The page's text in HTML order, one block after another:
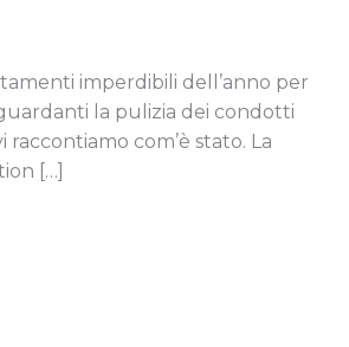
imperdibili dell’anno per
la pulizia dei condotti
raccontiamo com’è stato. La
[…]